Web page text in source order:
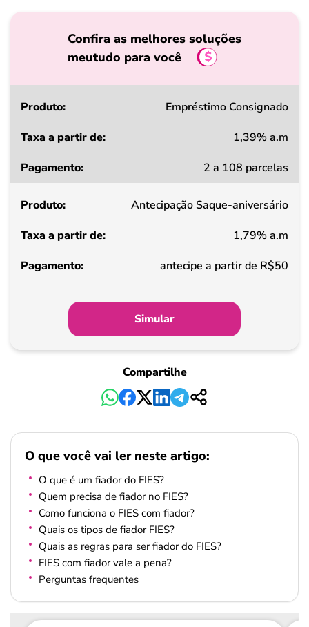
Confira as melhores soluções
meutudo para você
Produto
a
de
Pagamento
Empréstimo Consignado
1,39% a.m
2 a 108 parcelas
Antecipação Saque-aniversário
1,79% a.m
antecipe a partir de R$50
Simular
Compartilhe
O que você vai ler neste artigo:
O que é um fiador do FIES?
Quem precisa de fiador no FIES?
Como funciona o FIES com fiador?
Quais os tipos de fiador FIES?
Quais as regras para ser fiador do FIES?
FIES com fiador vale a pena?
Perguntas frequentes